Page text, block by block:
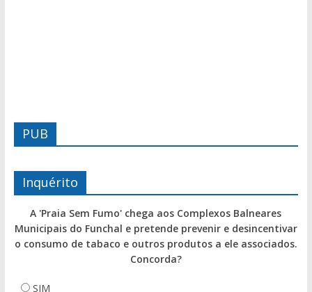
PUB
Inquérito
A 'Praia Sem Fumo' chega aos Complexos Balneares
Municipais do Funchal e pretende prevenir e desincentivar
o consumo de tabaco e outros produtos a ele associados.
Concorda?
SIM